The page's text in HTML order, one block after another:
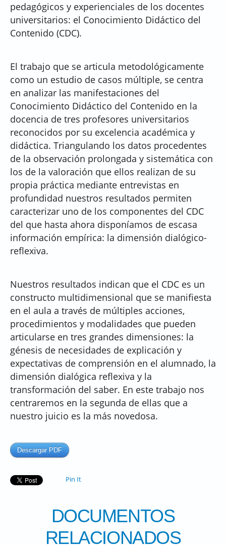
pedagógicos y experienciales de los docentes
universitarios: el Conocimiento Didáctico del
Contenido (CDC).
El trabajo que se articula metodológicamente
como un estudio de casos múltiple, se centra
en analizar las manifestaciones del
Conocimiento Didáctico del Contenido en la
docencia de tres profesores universitarios
reconocidos por su excelencia académica y
didáctica. Triangulando los datos procedentes
de la observación prolongada y sistemática con
los de la valoración que ellos realizan de su
propia práctica mediante entrevistas en
profundidad nuestros resultados permiten
caracterizar uno de los componentes del CDC
del que hasta ahora disponíamos de escasa
información empírica: la dimensión dialógico-
reflexiva.
Nuestros resultados indican que el CDC es un
constructo multidimensional que se manifiesta
en el aula a través de múltiples acciones,
procedimientos y modalidades que pueden
articularse en tres grandes dimensiones: la
génesis de necesidades de explicación y
expectativas de comprensión en el alumnado, la
dimensión dialógica reflexiva y la
transformación del saber. En este trabajo nos
centraremos en la segunda de ellas que a
nuestro juicio es la más novedosa.
Descargar PDF
Pin It
DOCUMENTOS
RELACIONADOS